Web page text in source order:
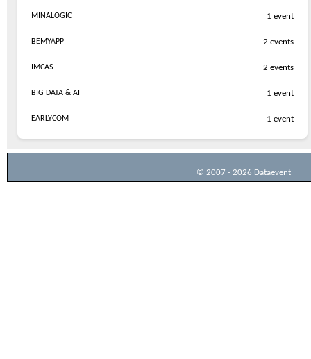
MINALOGIC 1 event
BEMYAPP 2 events
IMCAS 2 events
BIG DATA & AI 1 event
EARLYCOM 1 event
© 2007 - 2026 Dataevent